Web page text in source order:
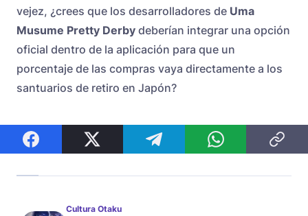
vejez, ¿crees que los desarrolladores de Uma
Musume Pretty Derby deberían integrar una opción
oficial dentro de la aplicación para que un
porcentaje de las compras vaya directamente a los
santuarios de retiro en Japón?
Cultura Otaku